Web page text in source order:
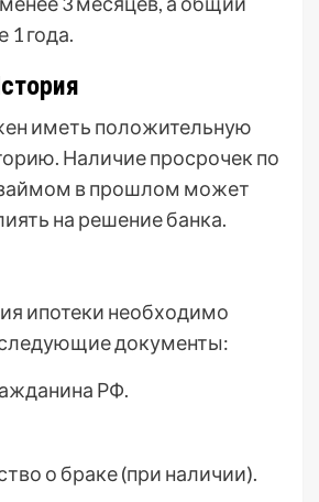
1 года.
иметь положительную
Наличие просрочек по
в прошлом может
на решение банка.
ипотеки необходимо
документы:
РФ.
о браке (при наличии).